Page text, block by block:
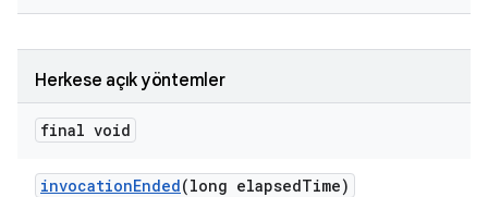
Herkese açık yöntemler
final void
invocationEnded(long elapsedTime)